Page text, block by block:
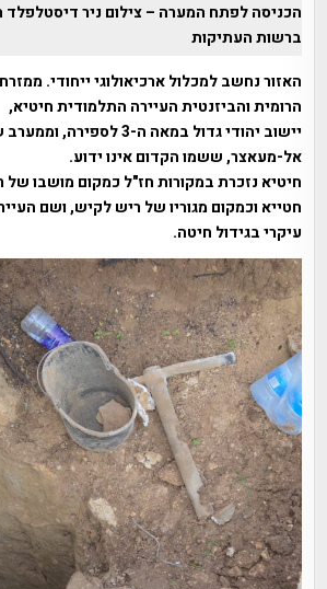
הכניסה לפתח המערה – צילום ניר דיסטלפלד
ברשות העתיקות
האזור נחשב למכלול ארכיאולוגי ייחודי.
הרומית והביזנטית העיירה התלמודית חיטיא,
יישוב יהודי גדול במאה ה-3
אל-מעאצר, ששמו הקדום אינו ידוע.
חיטיא נזכרת במקורות חז"ל כמקום מושבו של
חטייא וכמקום מגוריו של ריש לקיש, ושם
עיקרי בגידול חיטה.